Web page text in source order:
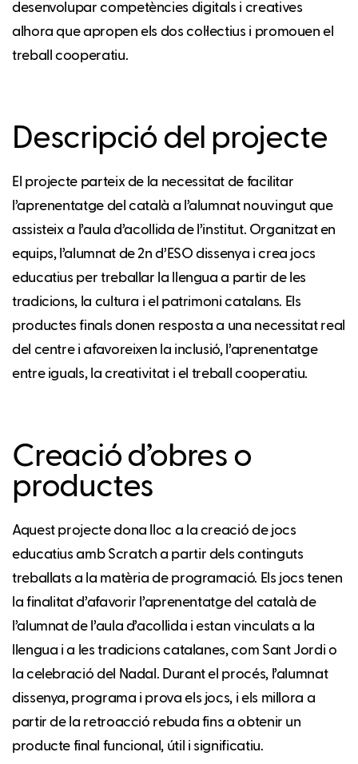
desenvolupar competències digitals i creatives
alhora que apropen els dos col·lectius i promouen el
treball cooperatiu.
Descripció del projecte
El projecte parteix de la necessitat de facilitar
l’aprenentatge del català a l’alumnat nouvingut que
assisteix a l’aula d’acollida de l’institut. Organitzat en
equips, l’alumnat de 2n d’ESO dissenya i crea jocs
educatius per treballar la llengua a partir de les
tradicions, la cultura i el patrimoni catalans. Els
productes finals donen resposta a una necessitat real
del centre i afavoreixen la inclusió, l’aprenentatge
entre iguals, la creativitat i el treball cooperatiu.
Creació d’obres o
productes
Aquest projecte dona lloc a la creació de jocs
educatius amb Scratch a partir dels continguts
treballats a la matèria de programació. Els jocs tenen
la finalitat d’afavorir l’aprenentatge del català de
l’alumnat de l’aula d’acollida i estan vinculats a la
llengua i a les tradicions catalanes, com Sant Jordi o
la celebració del Nadal. Durant el procés, l’alumnat
dissenya, programa i prova els jocs, i els millora a
partir de la retroacció rebuda fins a obtenir un
producte final funcional, útil i significatiu.